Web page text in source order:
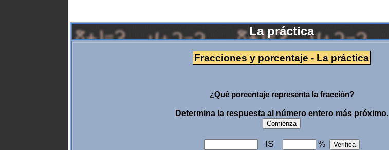
La práctica
Fracciones y porcentaje - La práctica
¿Qué porcentaje representa la fracción?
Determina la respuesta al número entero más próximo.
IS %